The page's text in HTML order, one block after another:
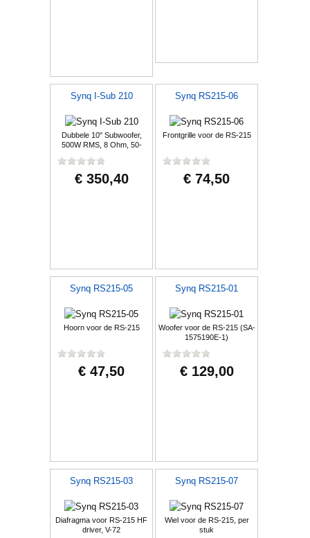
Synq I-Sub 210
Dubbele 10" Subwoofer,
500W RMS, 8 Ohm, 50-
€ 350,40
Synq RS215-06
Frontgrille voor de RS-215
€ 74,50
Synq RS215-05
Hoorn voor de RS-215
€ 47,50
Synq RS215-01
Woofer voor de RS-215 (SA-
1575190E-1)
€ 129,00
Synq RS215-03
Diafragma voor RS-215 HF
driver, V-72
Synq RS215-07
Wiel voor de RS-215, per
stuk